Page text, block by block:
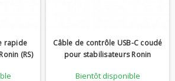
rapide
(RS)
Câble de contrôle USB-C coudé
pour stabilisateurs Ronin
Bientôt disponible